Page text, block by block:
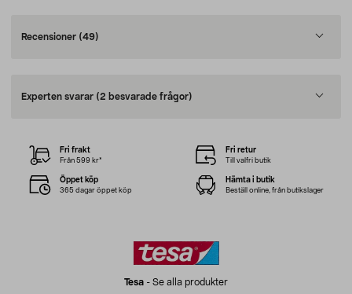
Recensioner (49)
Experten svarar (2 besvarade frågor)
Tesa - Se alla produkter
Fri frakt
Från 599 kr*
Fri retur
Till valfri butik
Öppet köp
365 dagar öppet köp
Hämta i butik
Beställ online, från butikslager